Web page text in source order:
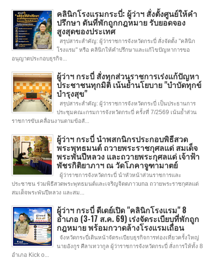
คลินิกโรงแรมกระบี่: ผู้ว่าฯ สั่งตั้งศูนย์ให้คำ
ปรึกษา ดันที่พักถูกกฎหมาย รับยอดจอง
สูงสุดของประเทศ
สรุปสาระสำคัญ: ผู้ว่าราชการจังหวัดกระบี่ สั่งจัดตั้ง "คลินิก
โรงแรม" หรือ คลินิกให้คำปรึกษาและแก้ไขปัญหาการขอ
อนุญาตประกอบธุรกิจ...
ผู้ว่าฯ กระบี่ สั่งทุกส่วนราชการเร่งแก้ปัญหา
ประชาชนทุกมิติ เน้นย้ำนโยบาย "บำบัดทุกข์
บำรุงสุข"
สรุปสาระสำคัญ: ผู้ว่าราชการจังหวัดกระบี่ เป็นประธานการ
ประชุมคณะกรมการจังหวัดกระบี่ ครั้งที่ 7/2569 เน้นย้ำส่วน
ราชการขับเคลื่อนงานตามข้อสั...
ผู้ว่าฯ กระบี่ นำพสกนิกรประกอบพิธีสวด
พระพุทธมนต์ ถวายพระราชกุศลแด่ สมเด็จ
พระพันปีหลวง และถวายพระกุศลแด่ เจ้าฟ้า
พัชรกิติยาภาฯ ณ วัดโภคาจูฑามาตย์
ผู้ว่าราชการจังหวัดกระบี่ นำหัวหน้าส่วนราชการและ
ประชาชน ร่วมพิธีสวดพระพุทธมนต์และเจริญจิตตภาวuna ถวายพระราชกุศลแด่
สมเด็จพระพันปีหลวง และสม...
ผู้ว่าฯ กระบี่ ดีเดย์เปิด "คลินิกโรงแรม" 8
อำเภอ (3-17 ส.ค. 69) เร่งจัดระเบียบที่พักถูก
กฎหมาย พร้อมกวาดล้างโรงแรมเถื่อน
จังหวัดกระบี่เดินหน้าจัดระเบียบธุรกิจการท่องเที่ยวครั้งใหญ่
นายอังกูร ศีลาเทวากูล ผู้ว่าราชการจังหวัดกระบี่ สั่งการให้ทั้ง 8
อำเภอ Kick o...